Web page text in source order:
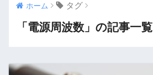
ホーム タグ
「電源周波数」の記事一覧